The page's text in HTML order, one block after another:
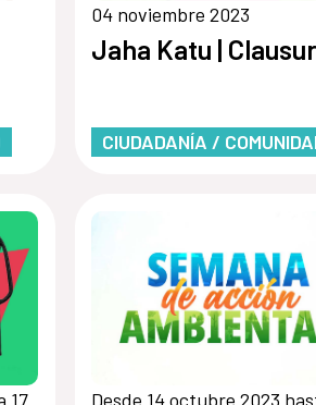
04 noviembre 2023
Jaha Katu |
CIUDADANÍA /
17
Desde 14 octubre 2023